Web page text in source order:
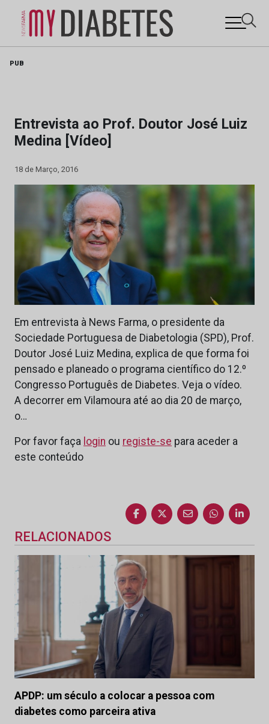
PUB
Entrevista ao Prof. Doutor José Luiz
Medina [Vídeo]
18 de Março, 2016
Em entrevista à News Farma, o presidente da
Sociedade Portuguesa de Diabetologia (SPD), Prof.
Doutor José Luiz Medina, explica de que forma foi
pensado e planeado o programa científico do 12.º
Congresso Português de Diabetes. Veja o vídeo.
A decorrer em Vilamoura até ao dia 20 de março,
o…
Por favor faça login ou registe-se para aceder a
este conteúdo
RELACIONADOS
APDP: um século a colocar a pessoa com
diabetes como parceira ativa